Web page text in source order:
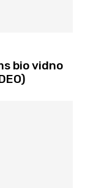
bio vidno